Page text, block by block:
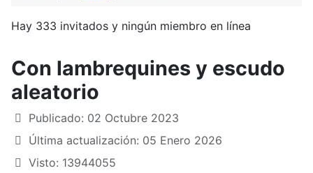
Hay 333 invitados y ningún miembro en línea
Con lambrequines y escudo
aleatorio
Publicado: 02 Octubre 2023
Última actualización: 05 Enero 2026
Visto: 13944055